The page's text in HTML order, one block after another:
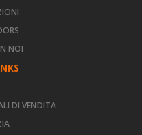
NOI
DI VENDITA